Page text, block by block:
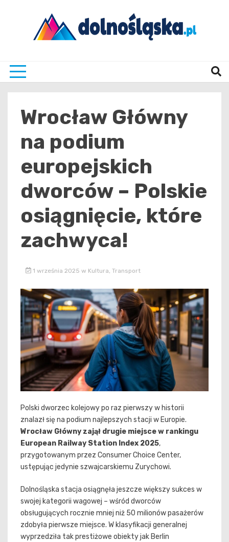
Wrocław Główny
na podium
europejskich
dworców – Polskie
osiągnięcie, które
zachwyca!
1 września 2025 w Kultura Transport
Polski dworzec kolejowy po raz pierwszy w historii
znalazł się na podium najlepszych stacji w Europie.
Wrocław Główny zajął drugie miejsce w rankingu
European Railway Station Index 2025,
przygotowanym przez Consumer Choice Center,
ustępując jedynie szwajcarskiemu Zurychowi.
Dolnośląska stacja osiągnęła jeszcze większy sukces w
swojej kategorii wagowej – wśród dworców
obsługujących rocznie mniej niż 50 milionów pasażerów
zdobyła pierwsze miejsce. W klasyfikacji generalnej
wyprzedziła tak prestiżowe obiekty jak Berlin